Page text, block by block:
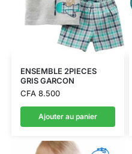
ENSEMBLE 2PIECES
GRIS GARCON
CFA8.500
Ajouter au panier